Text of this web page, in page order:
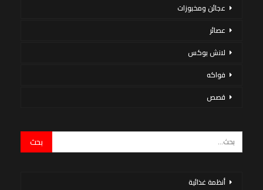
عجائن ومخبوزات
عصائر
لانش بوكس
فواكه
قصص
أنظمة غذائية